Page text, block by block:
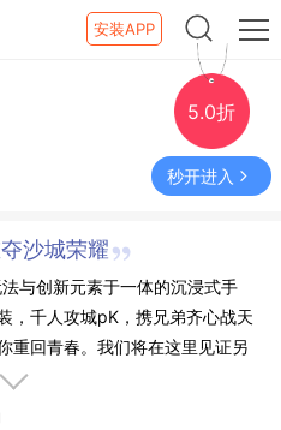
安装APP
5.0折
秒开进入
沙城荣耀
与创新元素于一体的沉浸式手
，千人攻城pK，携兄弟齐心战天
重回青春。我们将在这里见证另